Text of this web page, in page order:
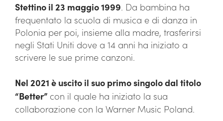
Stettino il 23 maggio 1999. Da bambina ha
frequentato la scuola di musica e di danza in
Polonia per poi, insieme alla madre, trasferirsi
negli Stati Uniti dove a 14 anni ha iniziato a
scrivere le sue prime canzoni.
Nel 2021 è uscito il suo primo singolo dal titolo
“Better” con il quale ha iniziato la sua
collaborazione con la Warner Music Poland.